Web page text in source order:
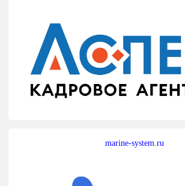
marine-system.ru